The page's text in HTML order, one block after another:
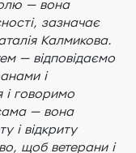
— вона
зазначає
Калмикова.
— відповідаємо
і
і говоримо
— вона
і відкриту
щоб ветерани і